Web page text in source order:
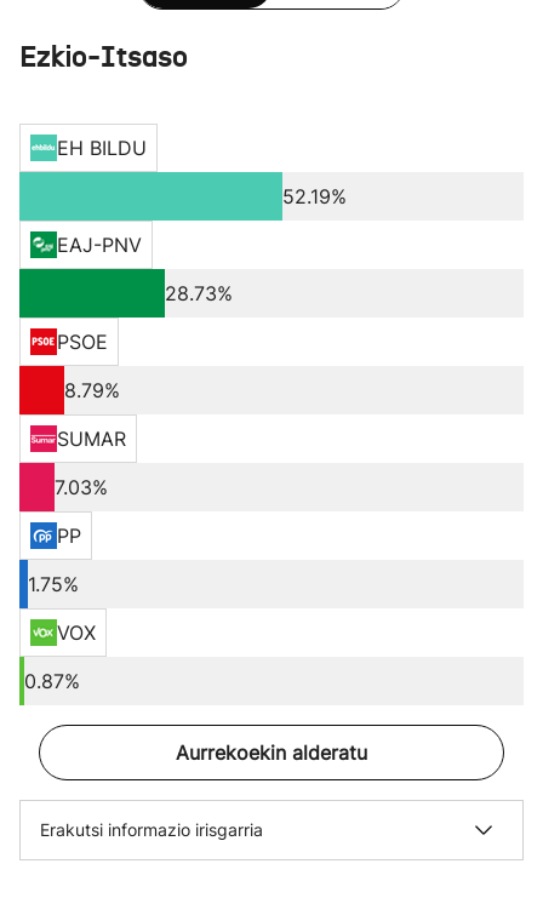
Ezkio-Itsaso
EH BILDU
52.19%
EAJ-PNV
28.73%
PSOE
8.79%
SUMAR
7.03%
PP
1.75%
VOX
0.87%
Aurrekoekin alderatu
Erakutsi informazio irisgarria